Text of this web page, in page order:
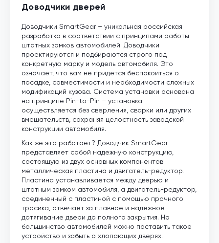
Доводчики дверей
Доводчики SmartGear – уникальная российская
разработка в соответствии с принципами работы
штатных замков автомобилей. Доводчики
проектируются и подбираются строго под
конкретную марку и модель автомобиля. Это
означает, что вам не придется беспокоиться о
посадке, совместимости и необходимости сложных
модификаций кузова. Система установки основана
на принципе Pin-to-Pin – установка
осуществляется без сверления, сварки или других
вмешательств, сохраняя целостность заводской
конструкции автомобиля.
Как же это работает? Доводчик SmartGear
представляет собой надежную конструкцию,
состоящую из двух основных компонентов:
металлическая пластина и двигатель-редуктор.
Пластина устанавливается между дверью и
штатным замком автомобиля, а двигатель-редуктор,
соединенный с пластиной с помощью прочного
тросика, отвечает за плавное и надежное
дотягивание двери до полного закрытия. На
большинство автомобилей можно поставить такое
устройство и забыть о хлопающих дверях.